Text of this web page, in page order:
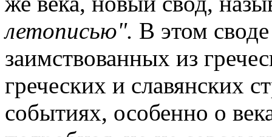
летописью". В этом
заимствованных из
греческих и славянских
событиях, особенно о